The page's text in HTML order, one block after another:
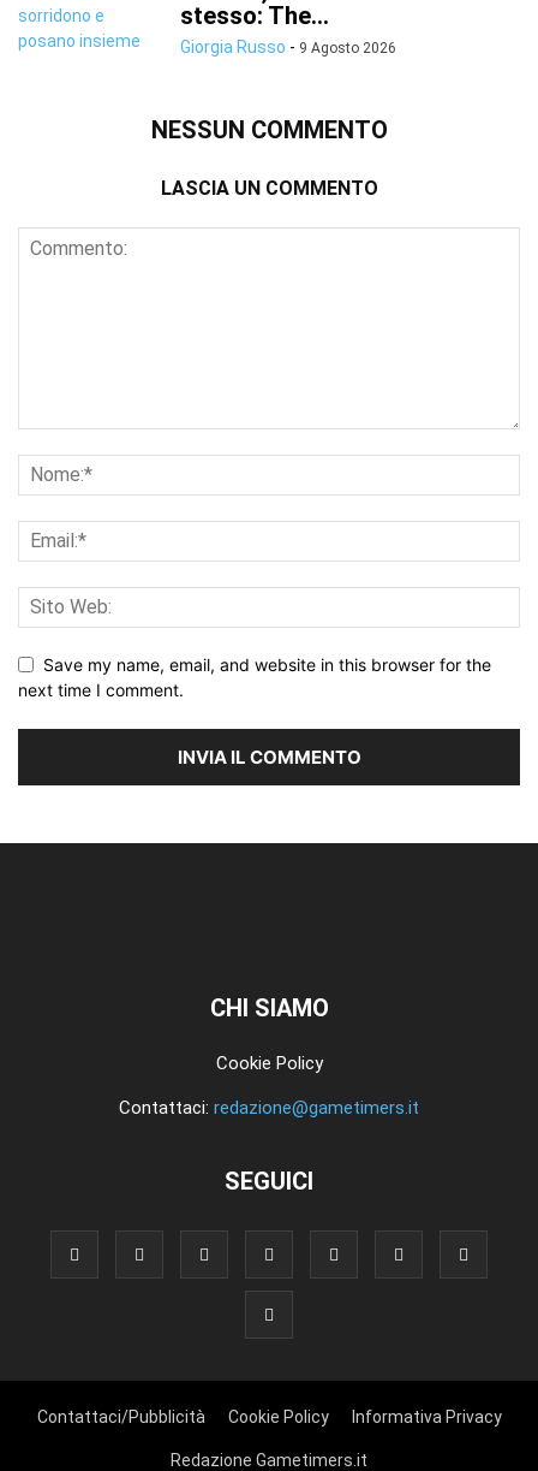
stesso: The...
Giorgia Russo - 9 Agosto 2026
NESSUN COMMENTO
LASCIA UN COMMENTO
Save my name, email, and website in this browser for the
next time I comment.
CHI SIAMO
Cookie Policy
Contattaci: redazione@gametimers.it
SEGUICI
Contattaci/Pubblicità Cookie Policy Informativa Privacy
Redazione Gametimers.it